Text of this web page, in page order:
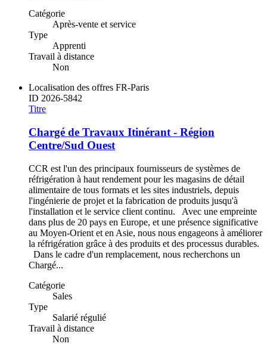
Catégorie
Après-vente et service
Type
Apprenti
Travail à distance
Non
Localisation des offres FR-Paris
ID 2026-5842
Titre
Chargé de Travaux Itinérant - Région
Centre/Sud Ouest
CCR est l'un des principaux fournisseurs de systèmes de
réfrigération à haut rendement pour les magasins de détail
alimentaire de tous formats et les sites industriels, depuis
l'ingénierie de projet et la fabrication de produits jusqu'à
l'installation et le service client continu. Avec une empreinte
dans plus de 20 pays en Europe, et une présence significative
au Moyen-Orient et en Asie, nous nous engageons à améliorer
la réfrigération grâce à des produits et des processus durables.
Dans le cadre d'un remplacement, nous recherchons un
Chargé...
Catégorie
Sales
Type
Salarié régulié
Travail à distance
Non